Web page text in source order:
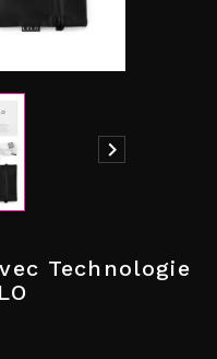

Technologie